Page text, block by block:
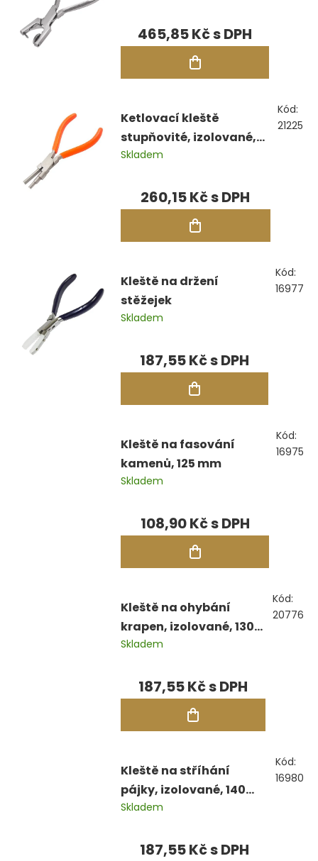
465,85 Kč
Ketlovací kleště
stupňovité, izolované,
150 mm
Skladem
260,15 Kč
Kód:
21225
Kleště na držení
stěžejek
Skladem
187,55 Kč
Kód:
16977
Kleště na fasování
kamenů, 125 mm
Skladem
108,90 Kč
Kód:
16975
Kleště na ohybání
krapen, izolované, 130
mm
Skladem
187,55 Kč
Kód:
20776
Kleště na stříhání
pájky, izolované, 140
mm
Skladem
187,55 Kč
Kód:
16980